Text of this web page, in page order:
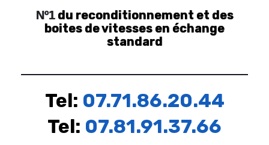
Nº1du reconditionnement et des
boites de vitesses en échange
standard
Tel: 07.71.86.20.44
Tel: 07.81.91.37.66